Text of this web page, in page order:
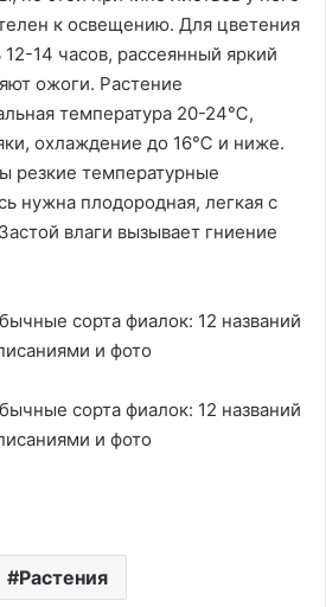
к освещению. Для цветения
14 часов, рассеянный яркий
ожоги. Растение
температура 20-24℃,
охлаждение до 16℃ и ниже.
резкие температурные
нужна плодородная, легкая с
влаги вызывает гниение
Растения